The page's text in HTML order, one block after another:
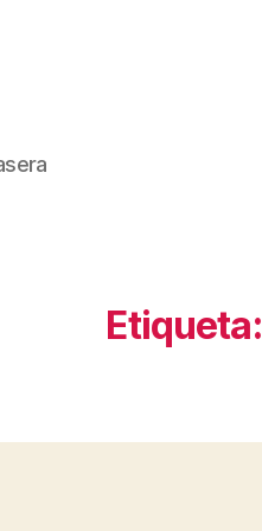
Etiqueta: